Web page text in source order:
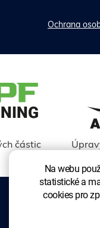
Na webu
statistické a
cookies pro
Ochrana
částic